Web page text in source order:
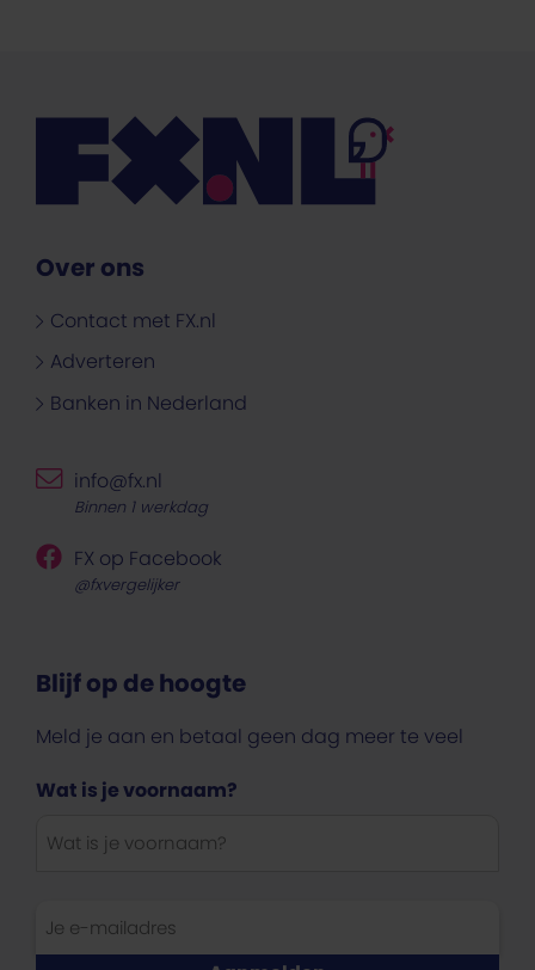
Over ons
Contact met FX.nl
Adverteren
Banken in Nederland
Blijf op de hoogte
Meld je aan en betaal geen dag meer te veel
Wat is je voornaam?
info@fx.nl
Binnen 1 werkdag
FX op Facebook
@fxvergelijker